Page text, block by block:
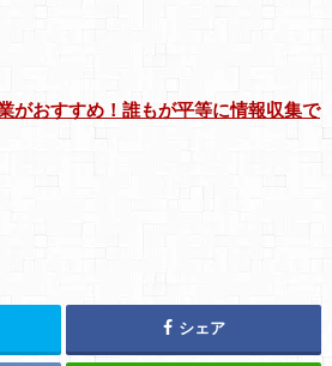
がおすすめ！誰もが平等に情報収集で
シェア